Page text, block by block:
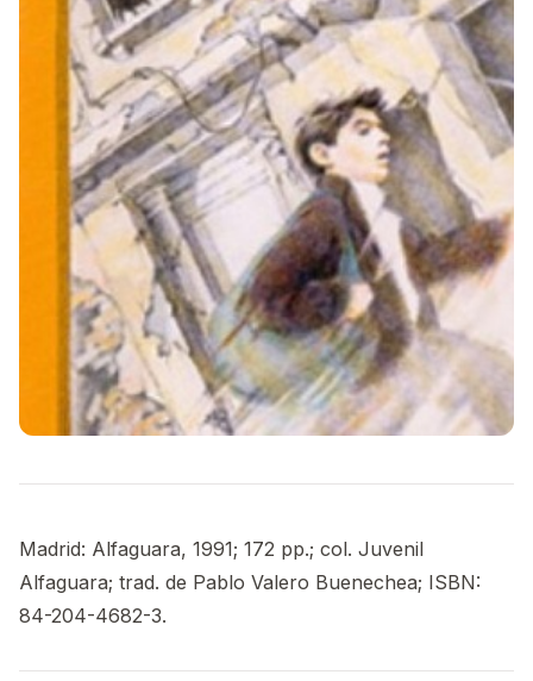
Madrid: Alfaguara, 1991; 172 pp.; col. Juvenil
Alfaguara; trad. de Pablo Valero Buenechea; ISBN:
84-204-4682-3.